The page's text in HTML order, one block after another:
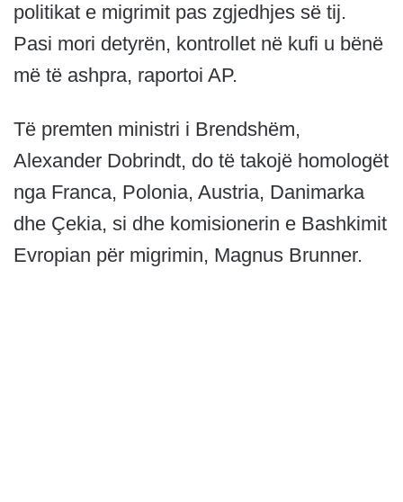
politikat e migrimit pas zgjedhjes së tij.
Pasi mori detyrën, kontrollet në kufi u bënë
më të ashpra, raportoi AP.
Të premten ministri i Brendshëm,
Alexander Dobrindt, do të takojë homologët
nga Franca, Polonia, Austria, Danimarka
dhe Çekia, si dhe komisionerin e Bashkimit
Evropian për migrimin, Magnus Brunner.